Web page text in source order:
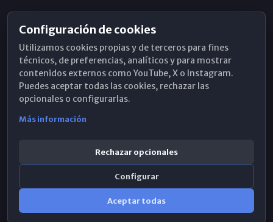
Horarios de Misa
Hemeroteca
WhatsApp
Configuración de cookies
Utilizamos cookies propias y de terceros para fines
técnicos, de preferencias, analíticos y para mostrar
contenidos externos como YouTube, X o Instagram.
Puedes aceptar todas las cookies, rechazar las
opcionales o configurarlas.
Más información
Rechazar opcionales
Configurar
Aceptar todas